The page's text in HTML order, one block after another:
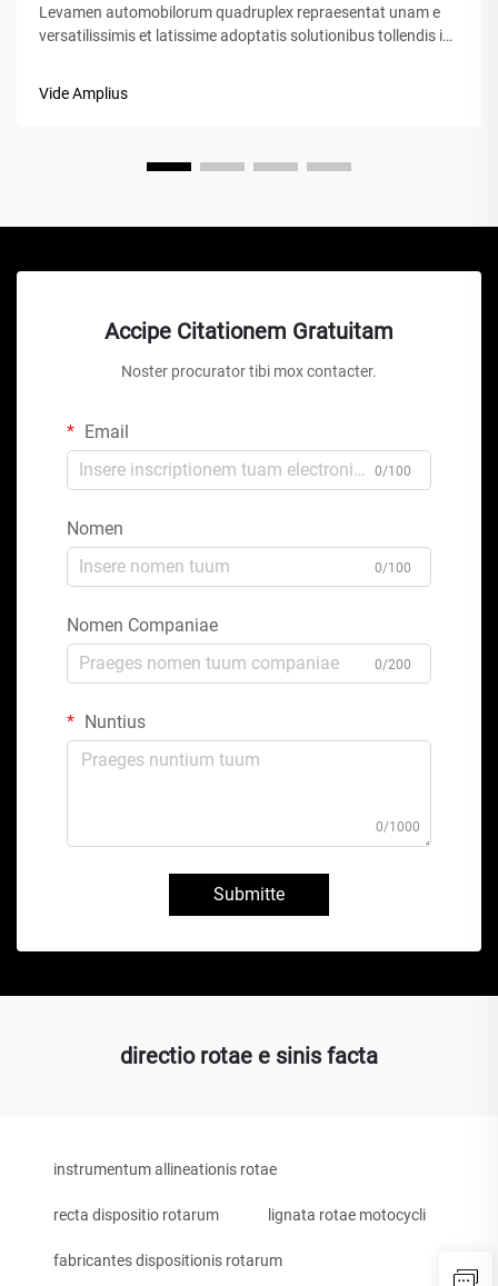
Levamen automobilorum quadruplex repraesentat unam e
versatilissimis et latissime adoptatis solutionibus tollendis in
hydraulicas vel levamina forfex, hoc miraculum
Vide Amplius
Accipe Citationem Gratuitam
Noster procurator tibi mox contacter.
Email
0/100
Nomen
0/100
Nomen Companiae
0/200
Nuntius
0/1000
Submitte
directio rotae e sinis facta
instrumentum allineationis rotae
recta dispositio rotarum lignata rotae motocycli
fabricantes dispositionis rotarum